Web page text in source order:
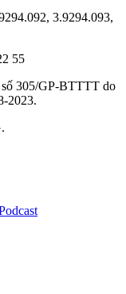
3.9294.093,
55
305/GP-BTTTT do
2023.